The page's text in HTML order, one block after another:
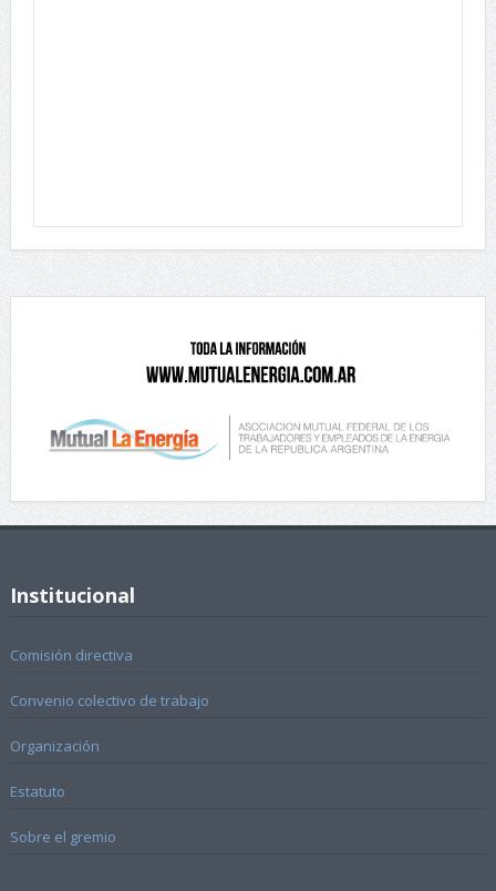
Institucional
Comisión directiva
Convenio colectivo de trabajo
Organización
Estatuto
Sobre el gremio